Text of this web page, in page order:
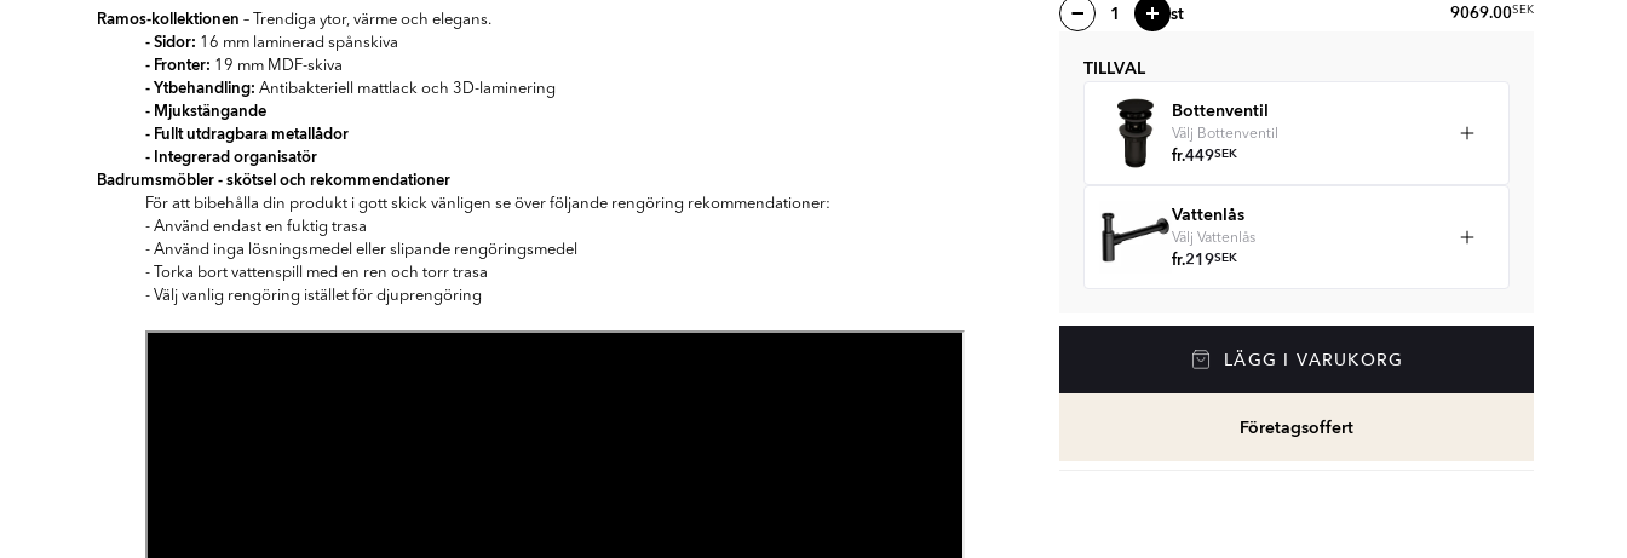
st 9069.00SEK
TILLVAL
Bottenventil
Välj Bottenventil
fr.449SEK
Vattenlås
Välj Vattenlås
fr.219SEK
LÄGG I VARUKORG
Företagsoffert
Ramos-kollektionen – Trendiga ytor, värme och elegans.
- Sidor: 16 mm laminerad spånskiva
- Fronter: 19 mm MDF-skiva
- Ytbehandling: Antibakteriell mattlack och 3D-laminering
- Mjukstängande
- Fullt utdragbara metallådor
- Integrerad organisatör
Badrumsmöbler - skötsel och rekommendationer
För att bibehålla din produkt i gott skick vänligen se över följande rengöring rekommendationer:
- Använd endast en fuktig trasa
- Använd inga lösningsmedel eller slipande rengöringsmedel
- Torka bort vattenspill med en ren och torr trasa
- Välj vanlig rengöring istället för djuprengöring